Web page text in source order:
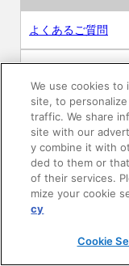
よくあるご質問
カタログ閲覧・資
各種データダウン
WEB見積・各種シ
交換用部品の購入
お問い合わせ
We use cookies to
site, to
traffic. We share
site with our
y combine it with
ded to them or
of their services.
mize your cookie
cy
Cookie